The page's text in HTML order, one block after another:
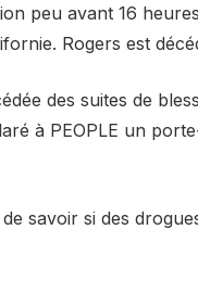
peu avant 16
Rogers est
des suites de
à PEOPLE un
savoir si des